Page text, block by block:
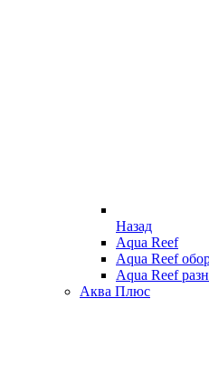
Назад
Aqua Reef
Aqua Reef
Aqua Reef
Аква Плюс